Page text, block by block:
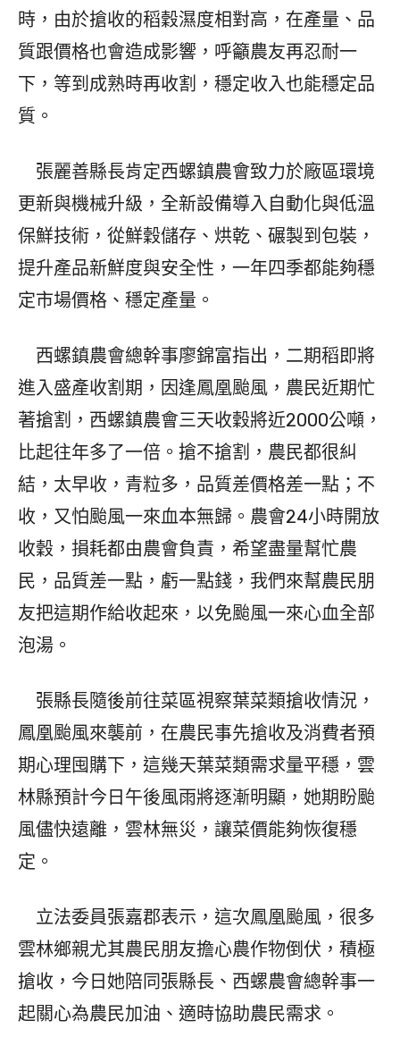
時，由於搶收的稻穀濕度相對高，在產量、品
質跟價格也會造成影響，呼籲農友再忍耐一
下，等到成熟時再收割，穩定收入也能穩定品
質。
張麗善縣長肯定西螺鎮農會致力於廠區環境
更新與機械升級，全新設備導入自動化與低溫
保鮮技術，從鮮穀儲存、烘乾、碾製到包裝，
提升產品新鮮度與安全性，一年四季都能夠穩
定市場價格、穩定產量。
西螺鎮農會總幹事廖錦富指出，二期稻即將
進入盛產收割期，因逢鳳凰颱風，農民近期忙
著搶割，西螺鎮農會三天收穀將近2000公噸，
比起往年多了一倍。搶不搶割，農民都很糾
結，太早收，青粒多，品質差價格差一點；不
收，又怕颱風一來血本無歸。農會24小時開放
收穀，損耗都由農會負責，希望盡量幫忙農
民，品質差一點，虧一點錢，我們來幫農民朋
友把這期作給收起來，以免颱風一來心血全部
泡湯。
張縣長隨後前往菜區視察葉菜類搶收情況，
鳳凰颱風來襲前，在農民事先搶收及消費者預
期心理囤購下，這幾天葉菜類需求量平穩，雲
林縣預計今日午後風雨將逐漸明顯，她期盼颱
風儘快遠離，雲林無災，讓菜價能夠恢復穩
定。
立法委員張嘉郡表示，這次鳳凰颱風，很多
雲林鄉親尤其農民朋友擔心農作物倒伏，積極
搶收，今日她陪同張縣長、西螺農會總幹事一
起關心為農民加油、適時協助農民需求。